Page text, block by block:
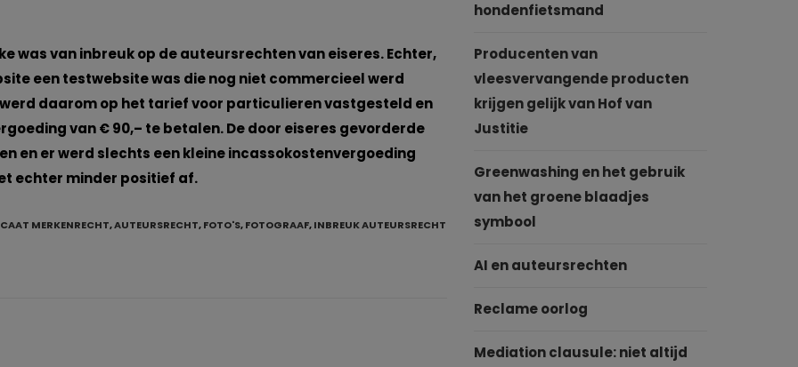
was van inbreuk op de auteursrechten van eiseres. Echter,
een testwebsite was die nog niet commercieel werd
daarom op het tarief voor particulieren vastgesteld en
van € 90,– te betalen. De door eiseres gevorderde
en er werd slechts een kleine incassokostenvergoeding
echter minder positief af.
MERKENRECHT,AUTEURSRECHT,FOTO'S,FOTOGRAAF,INBREUK AUTEURSRECHT
hondenfietsmand
Producenten van
vleesvervangende producten
krijgen gelijk van Hof van
Justitie
Greenwashing en het gebruik
van het groene blaadjes
symbool
AI en auteursrechten
Reclame oorlog
Mediation clausule: niet altijd